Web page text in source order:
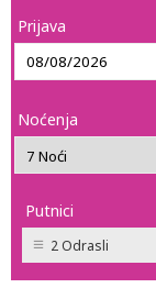
Prijava
Noćenja
Putnici
2 Odrasli